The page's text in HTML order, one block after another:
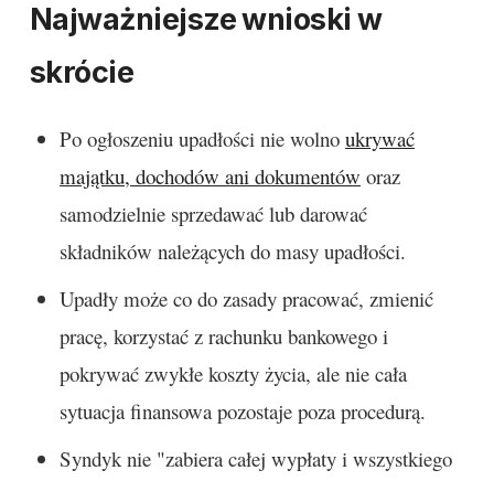
Najważniejsze wnioski w
skrócie
Po ogłoszeniu upadłości nie wolno ukrywać
majątku, dochodów ani dokumentów oraz
samodzielnie sprzedawać lub darować
składników należących do masy upadłości.
Upadły może co do zasady pracować, zmienić
pracę, korzystać z rachunku bankowego i
pokrywać zwykłe koszty życia, ale nie cała
sytuacja finansowa pozostaje poza procedurą.
Syndyk nie "zabiera całej wypłaty i wszystkiego